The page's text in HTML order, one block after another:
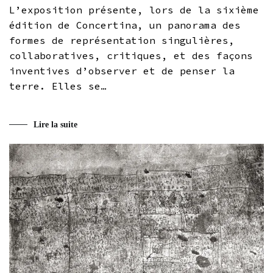
L’exposition présente, lors de la sixième
édition de Concertina, un panorama des
formes de représentation singulières,
collaboratives, critiques, et des façons
inventives d’observer et de penser la
terre. Elles se…
Lire la suite